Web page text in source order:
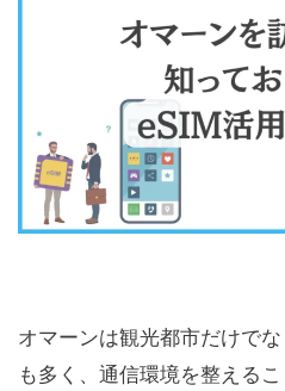
オマーンは観光都市だけで
も多く、通信環境を整える